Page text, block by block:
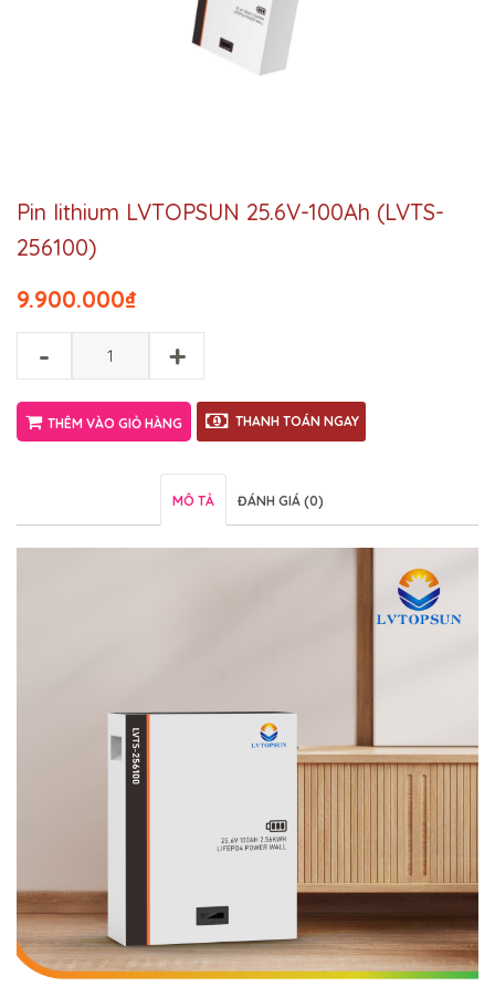
Pin lithium LVTOPSUN 25.6V-100Ah (LVTS-
256100)
₫
9.900.000
- +
THÊM VÀO GIỎ HÀNG THANH TOÁN NGAY
MÔ TẢ ĐÁNH GIÁ (0)